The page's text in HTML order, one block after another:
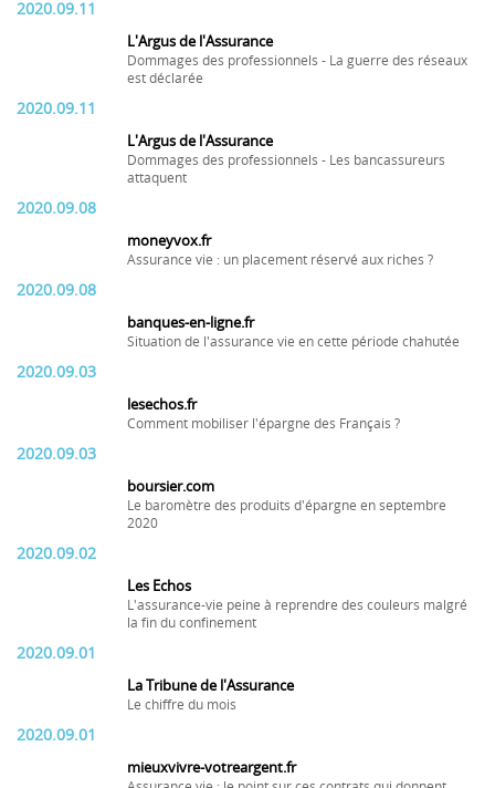
2020.09.11
L'Argus de l'Assurance
Dommages des professionnels - La guerre des réseaux
est déclarée
2020.09.11
L'Argus de l'Assurance
Dommages des professionnels - Les bancassureurs
attaquent
2020.09.08
moneyvox.fr
Assurance vie : un placement réservé aux riches ?
2020.09.08
banques-en-ligne.fr
Situation de l'assurance vie en cette période chahutée
2020.09.03
lesechos.fr
Comment mobiliser l'épargne des Français ?
2020.09.03
boursier.com
Le baromètre des produits d'épargne en septembre
2020
2020.09.02
Les Echos
L'assurance-vie peine à reprendre des couleurs malgré
la fin du confinement
2020.09.01
La Tribune de l'Assurance
Le chiffre du mois
2020.09.01
mieuxvivre-votreargent.fr